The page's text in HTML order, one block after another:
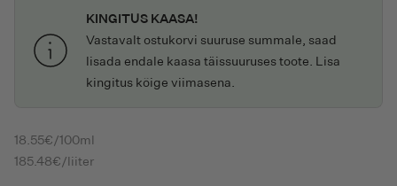
KINGITUS KAASA!
Vastavalt ostukorvi suuruse summale, saad
lisada endale kaasa täissuuruses toote. Lisa
kingitus kõige viimasena.
18.55€/100ml
185.48€/liiter